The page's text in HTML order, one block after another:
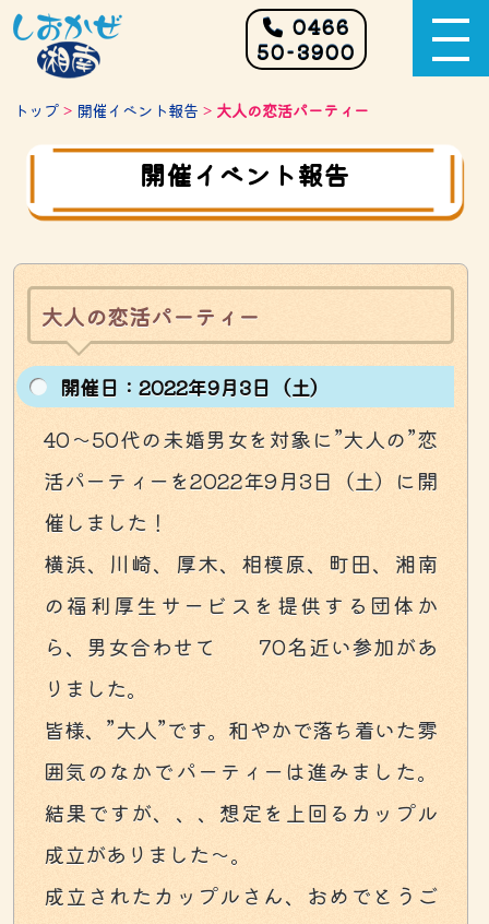
0466
50-3900
トップ> 開催イベント報告 > 大人の恋活パーティー
開催イベント報告
大人の恋活パーティー
開催⽇：2022年9月3日（土）
40～50代の未婚男女を対象に”大人の”恋
活パーティーを2022年9月3日（土）に開
催しました！
横浜、川崎、厚木、相模原、町田、湘南
の福利厚生サービスを提供する団体か
ら、男女合わせて 70名近い参加があ
りました。
皆様、”大人”です。和やかで落ち着いた雰
囲気のなかでパーティーは進みました。
結果ですが、、、想定を上回るカップル
成立がありました～。
成立されたカップルさん、おめでとうご